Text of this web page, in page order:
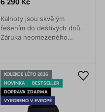
Kalhoty jsou skvělým
řešením do deštivých dnů.
Záruka neomezeného
turistice nebo lezení.
KOLEKCE LÉTO 2026
NOVINKA
BESTSELLER
DOPRAVA ZDARMA
VYROBENO V EVROPĚ